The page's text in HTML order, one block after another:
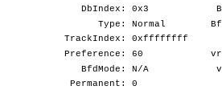
DbIndex: 0x3
Type: Normal
TrackIndex: 0xffffffff
Preference: 60
BfdMode: N/A
Permanent: 0